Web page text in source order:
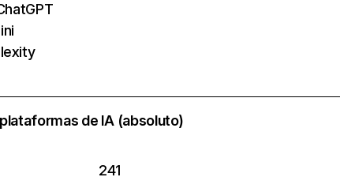
de IA (absoluto)
241